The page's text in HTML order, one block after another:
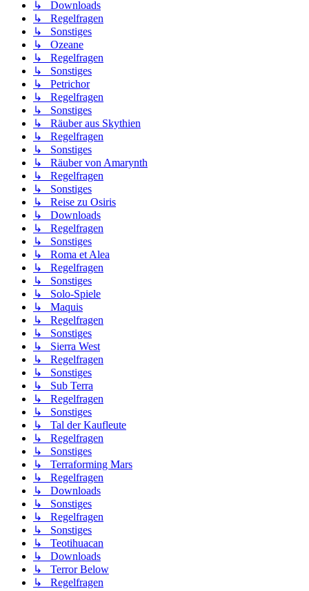
↳ Downloads
↳ Regelfragen
↳ Sonstiges
↳ Ozeane
↳ Regelfragen
↳ Sonstiges
↳ Petrichor
↳ Regelfragen
↳ Sonstiges
↳ Räuber aus Skythien
↳ Regelfragen
↳ Sonstiges
↳ Räuber von Amarynth
↳ Regelfragen
↳ Sonstiges
↳ Reise zu Osiris
↳ Downloads
↳ Regelfragen
↳ Sonstiges
↳ Roma et Alea
↳ Regelfragen
↳ Sonstiges
↳ Solo-Spiele
↳ Maquis
↳ Regelfragen
↳ Sonstiges
↳ Sierra West
↳ Regelfragen
↳ Sonstiges
↳ Sub Terra
↳ Regelfragen
↳ Sonstiges
↳ Tal der Kaufleute
↳ Regelfragen
↳ Sonstiges
↳ Terraforming Mars
↳ Regelfragen
↳ Downloads
↳ Sonstiges
↳ Regelfragen
↳ Sonstiges
↳ Teotihuacan
↳ Downloads
↳ Terror Below
↳ Regelfragen